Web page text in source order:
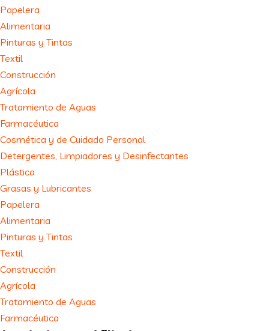
Papelera
Alimentaria
Pinturas y Tintas
Textil
Construcción
Agrícola
Tratamiento de Aguas
Farmacéutica
Cosmética y de Cuidado Personal
Detergentes, Limpiadores y Desinfectantes
Plástica
Grasas y Lubricantes
Papelera
Alimentaria
Pinturas y Tintas
Textil
Construcción
Agrícola
Tratamiento de Aguas
Farmacéutica